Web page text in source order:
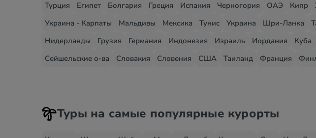
Турция Египет Болгария Греция Испания Черногория ОАЭ Кипр
Украина - Карпаты
Мальдивы Мексика Тунис Украина Шри-Ланка
Нидерланды
Грузия Германия Индонезия Израиль Иордания Куба
Сейшельские о-ва
Словакия Словения США Таиланд Франция
Туры на самые популярные курорты